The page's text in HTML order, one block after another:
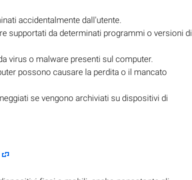
accidentalmente dall'utente.
supportati da determinati programmi o versioni di
virus o malware presenti sul computer.
possono causare la perdita o il mancato
se vengono archiviati su dispositivi di